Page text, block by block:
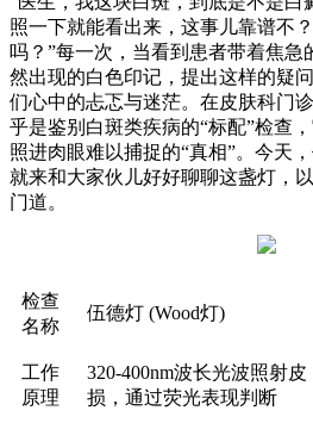
照一下就能看出来，这事儿靠谱不
吗？”每一次，当看到患者带着焦急
然出现的白色印记，提出这样的疑
们心中的忐忑与迷茫。在皮肤科门
乎是鉴别白斑类疾病的“标配”检查
照进肉眼难以捕捉的“真相”。今天
就来和大家伙儿好好聊聊这盏灯，
门道。
检查
名称
伍德灯 (Wood灯)
工作
原理
320-400nm波长光波照射皮
损，通过荧光表现判断